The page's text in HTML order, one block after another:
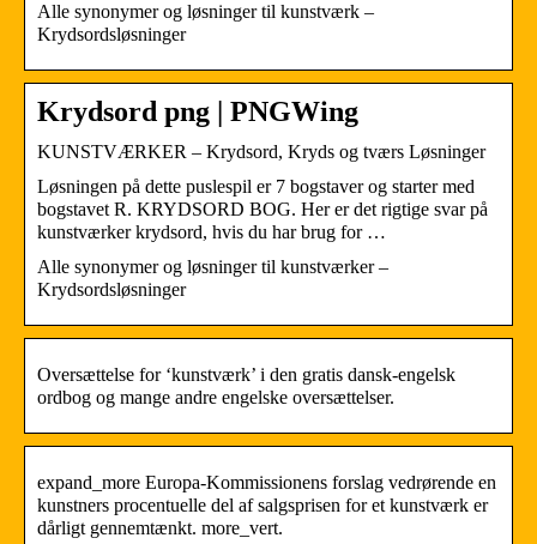
Alle synonymer og løsninger til kunstværk –
Krydsordsløsninger
Krydsord png | PNGWing
KUNSTVÆRKER – Krydsord, Kryds og tværs Løsninger
Løsningen på dette puslespil er 7 bogstaver og starter med
bogstavet R. KRYDSORD BOG. Her er det rigtige svar på
kunstværker krydsord, hvis du har brug for …
Alle synonymer og løsninger til kunstværker –
Krydsordsløsninger
Oversættelse for ‘kunstværk’ i den gratis dansk-engelsk
ordbog og mange andre engelske oversættelser.
expand_more Europa-Kommissionens forslag vedrørende en
kunstners procentuelle del af salgsprisen for et kunstværk er
dårligt gennemtænkt. more_vert.